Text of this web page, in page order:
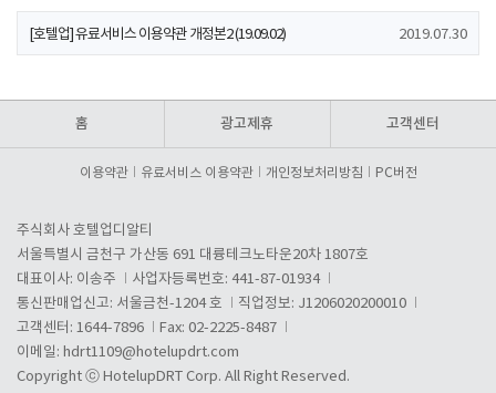
[호텔업] 유료서비스 이용약관 개정본2 (19.09.02) 2019.07.30
홈 광고제휴 고객센터
이용약관 유료서비스 이용약관 개인정보처리방침 PC버전
주식회사 호텔업디알티
서울특별시 금천구 가산동 691 대륭테크노타운20차 1807호
대표이사: 이송주
사업자등록번호: 441-87-01934
통신판매업신고: 서울금천-1204 호
직업정보: J1206020200010
고객센터: 1644-7896
Fax: 02-2225-8487
이메일: hdrt1109@hotelupdrt.com
Copyright ⓒ HotelupDRT Corp. All Right Reserved.